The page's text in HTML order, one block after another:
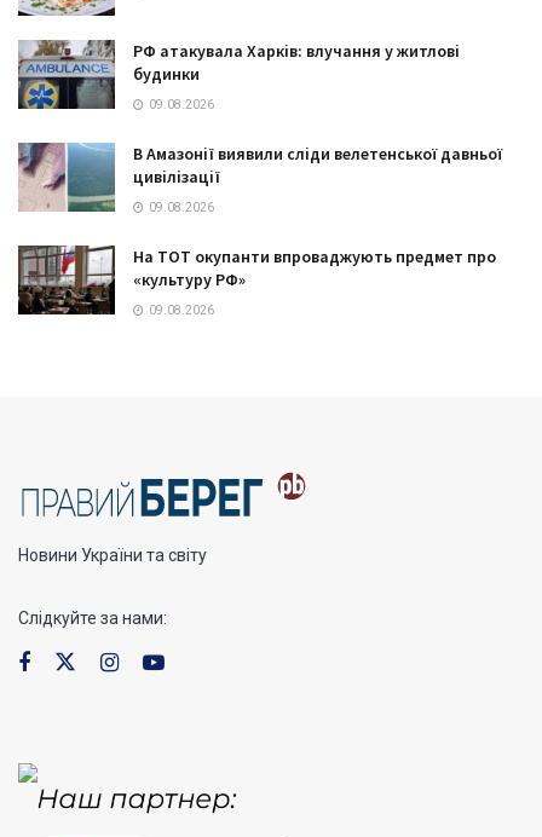
РФ атакувала Харків: влучання у житлові
будинки
09.08.2026
В Амазонії виявили сліди велетенської давньої
цивілізації
09.08.2026
На ТОТ окупанти впроваджують предмет про
«культуру РФ»
09.08.2026
Новини України та світу
Слідкуйте за нами: